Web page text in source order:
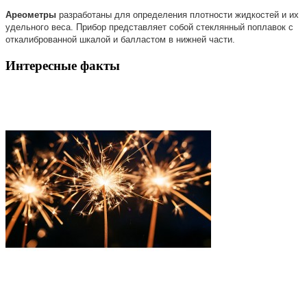
Ареометры разработаны для определения плотности жидкостей и их
удельного веса. Прибор представляет собой стеклянный поплавок с
откалиброванной шкалой и балластом в нижней части.
Интересные факты